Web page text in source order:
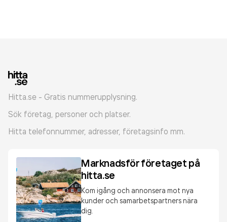
Hitta.se - Gratis nummerupplysning.
Sök företag, personer och platser.
Hitta telefonnummer, adresser, företagsinfo mm.
Marknadsför företaget på
hitta.se
Kom igång och annonsera mot nya
kunder och samarbetspartners nära
dig.